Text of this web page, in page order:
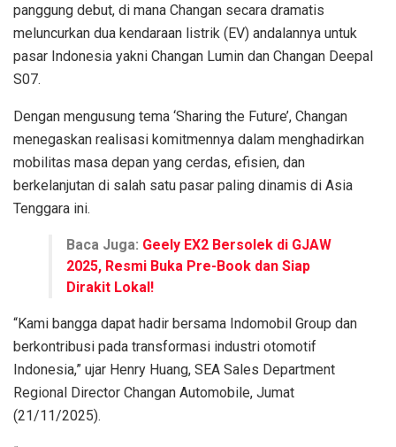
panggung debut, di mana Changan secara dramatis
meluncurkan dua kendaraan listrik (EV) andalannya untuk
pasar Indonesia yakni Changan Lumin dan Changan Deepal
S07.
Dengan mengusung tema ‘Sharing the Future’, Changan
menegaskan realisasi komitmennya dalam menghadirkan
mobilitas masa depan yang cerdas, efisien, dan
berkelanjutan di salah satu pasar paling dinamis di Asia
Tenggara ini.
Baca Juga: Geely EX2 Bersolek di GJAW
2025, Resmi Buka Pre-Book dan Siap
Dirakit Lokal!
“Kami bangga dapat hadir bersama Indomobil Group dan
berkontribusi pada transformasi industri otomotif
Indonesia,” ujar Henry Huang, SEA Sales Department
Regional Director Changan Automobile, Jumat
(21/11/2025).